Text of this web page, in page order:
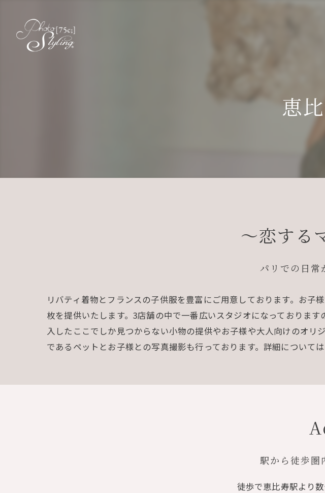
恵
パリでの日常
～恋する
リバティ着物とフランスの子供服を豊富にご用意しております。お
枚を提供いたします。3店舗の中で一番広いスタジオになっておりま
入したここでしか見つからない小物の提供やお子様や大人向けのオリ
であるペットとお子様との写真撮影も行っております。詳細について
駅から徒歩圏
徒歩で恵比寿駅より